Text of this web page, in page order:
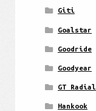
Giti
Goalstar
Goodride
Goodyear
GT Radial
Hankook